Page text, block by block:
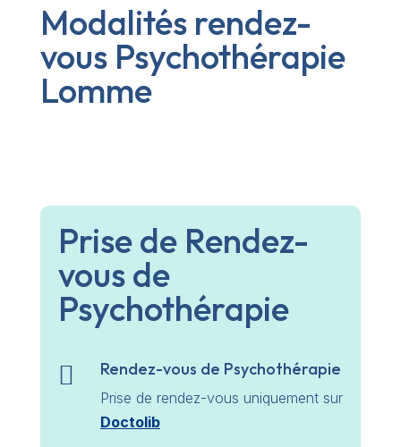
Modalités rendez-
vous Psychothérapie
Lomme
Prise de Rendez-
vous de
Psychothérapie
 Rendez-vous de Psychothérapie
Prise de rendez-vous uniquement sur
Doctolib